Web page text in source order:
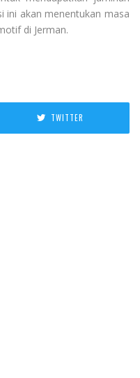
ini akan menentukan masa
di Jerman.
TWITTER